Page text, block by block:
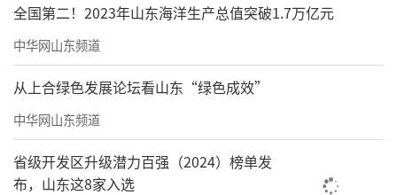
全国第二！2023年山东海洋生产总值突破1.7万亿元
中华网山东频道
从上合绿色发展论坛看山东“绿色成效”
中华网山东频道
省级开发区升级潜力百强（2024）榜单发
布，山东这8家入选